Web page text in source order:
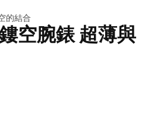
的結合
空腕錶 超薄與